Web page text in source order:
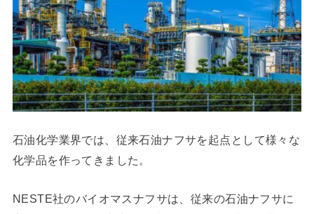
石油化学業界では、従来石油ナフサを起点として様々な
化学品を作ってきました。
NESTE社のバイオマスナフサは、従来の石油ナフサに